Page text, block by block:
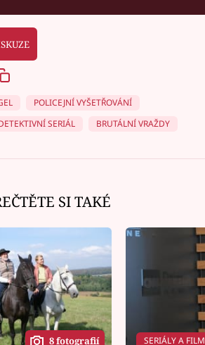
POLICEJNÍ VYŠETŘOVÁNÍ
SERIÁL BRUTÁLNÍ VRAŽDY
SI TAKÉ
8 fotografií SERIÁLY A